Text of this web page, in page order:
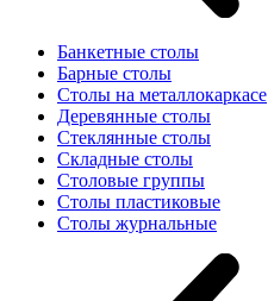
Банкетные столы
Барные столы
Столы на металлокаркасе
Деревянные столы
Стеклянные столы
Складные столы
Столовые группы
Столы пластиковые
Столы журнальные